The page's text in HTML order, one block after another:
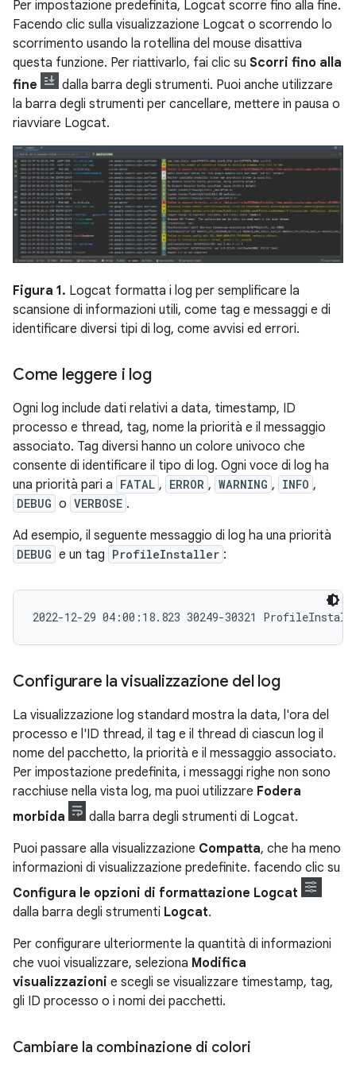
Per impostazione predefinita, Logcat scorre fino alla fine.
Facendo clic sulla visualizzazione Logcat o scorrendo lo
scorrimento usando la rotellina del mouse disattiva
questa funzione. Per riattivarlo, fai clic su Scorri fino alla
fine
dalla barra degli strumenti. Puoi anche utilizzare
la barra degli strumenti per cancellare, mettere in pausa o
riavviare Logcat.
Figura 1. Logcat formatta i log per semplificare la
scansione di informazioni utili, come tag e messaggi e di
identificare diversi tipi di log, come avvisi ed errori.
Come leggere i log
Ogni log include dati relativi a data, timestamp, ID
processo e thread, tag, nome la priorità e il messaggio
associato. Tag diversi hanno un colore univoco che
consente di identificare il tipo di log. Ogni voce di log ha
una priorità pari a FATAL , ERROR , WARNING , INFO ,
DEBUG o VERBOSE .
Ad esempio, il seguente messaggio di log ha una priorità
DEBUG e un tag ProfileInstaller :
Configurare la visualizzazione del log
La visualizzazione log standard mostra la data, l'ora del
processo e l'ID thread, il tag e il thread di ciascun log il
nome del pacchetto, la priorità e il messaggio associato.
Per impostazione predefinita, i messaggi righe non sono
racchiuse nella vista log, ma puoi utilizzare Fodera
morbida
dalla barra degli strumenti di Logcat.
Puoi passare alla visualizzazione Compatta, che ha meno
informazioni di visualizzazione predefinite. facendo clic su
Configura le opzioni di formattazione Logcat
dalla barra degli strumenti Logcat.
Per configurare ulteriormente la quantità di informazioni
che vuoi visualizzare, seleziona Modifica
visualizzazioni e scegli se visualizzare timestamp, tag,
gli ID processo o i nomi dei pacchetti.
Cambiare la combinazione di colori